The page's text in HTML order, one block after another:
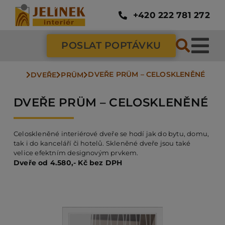
Přeskočit
obsah
+420 222 781 272
POSLAT POPTÁVKU
DVEŘE PRÜM DVEŘE PRÜM – CELOSKLENĚNÉ
DVEŘE PRÜM – CELOSKLENĚNÉ
Celoskleněné interiérové dveře se hodí jak do bytu, domu,
tak i do kanceláří či hotelů. Skleněné dveře jsou také
velice efektním designovým prvkem.
Dveře od 4.580,- Kč bez DPH